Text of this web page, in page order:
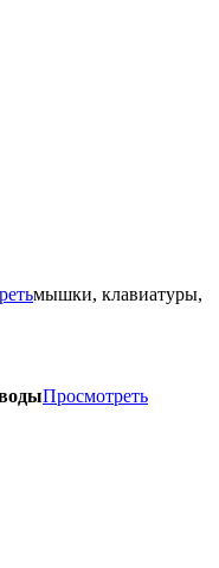
мышки, клавиатуры,
Просмотреть